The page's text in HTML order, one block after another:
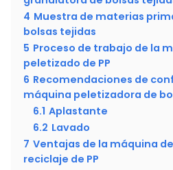
4 Muestra de materias
bolsas tejidas
5 Proceso de trabajo de la
peletizado de PP
6 Recomendaciones de
máquina peletizadora de
6.1 Aplastante
6.2 Lavado
7 Ventajas de la máquina
reciclaje de PP